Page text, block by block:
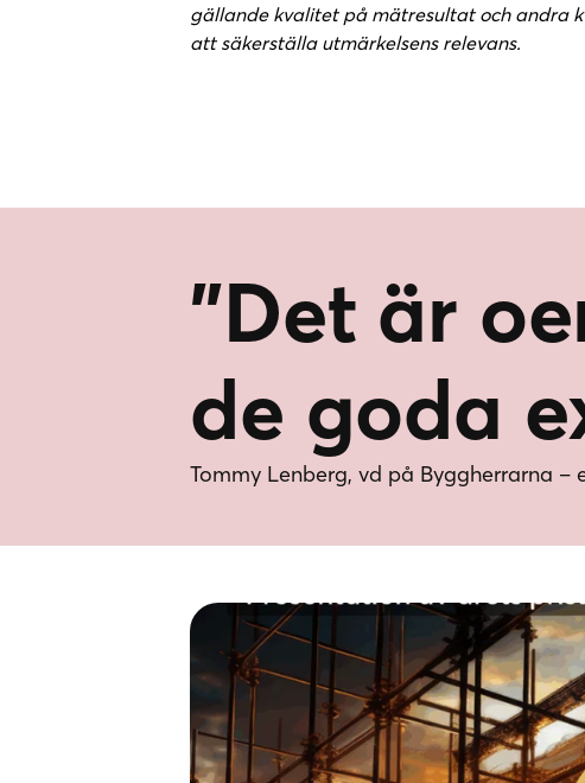
gällande kvalitet på mätresultat och andra
att säkerställa utmärkelsens relevans.
"Det är
de goda
Tommy Lenberg, vd på Byggherrarna